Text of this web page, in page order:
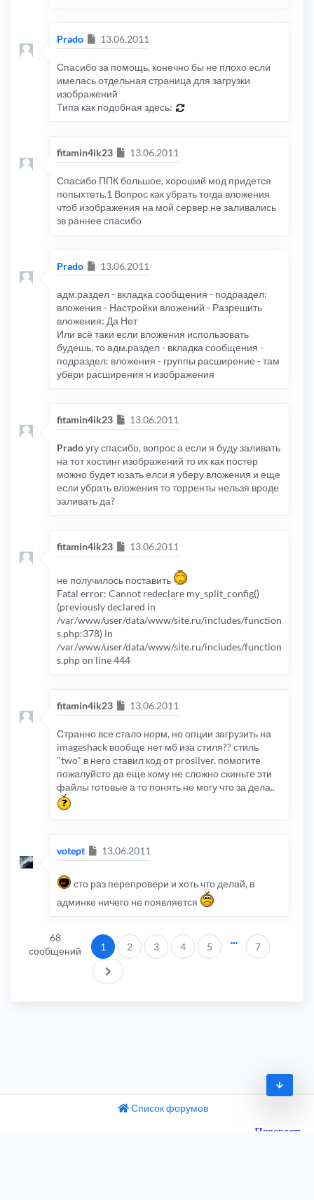
Prado Сообщение
13.06.2011
Спасибо за помощь, конечно бы не плохо если
имелась отдельная страница для загрузки
изображений
Типа как подобная здесь:
fitamin4ik23 Сообщение
13.06.2011
Спасибо ППК большое, хороший мод придется
попыхтеть.1 Вопрос как убрать тогда вложения
чтоб изображения на мой сервер не заливались
зв раннее спасибо
Prado Сообщение
13.06.2011
адм.раздел - вкладка сообщения - подраздел:
вложения - Настройки вложений - Разрешить
вложения: Да Нет
Или всё таки если вложения использовать
будешь, то адм.раздел - вкладка сообщения -
подраздел: вложения - группы расширение - там
убери расширения н изображения
fitamin4ik23 Сообщение
13.06.2011
Pradoугу спасибо, вопрос а если я буду заливать
на тот хостинг изображений то их как постер
можно будет юзать елси я уберу вложения и еще
если убрать вложения то торренты нельзя вроде
заливать да?
fitamin4ik23 Сообщение
13.06.2011
не получилось поставить
Fatal error: Cannot redeclare my_split_config()
(previously declared in
/var/www/user/data/www/site.ru/includes/function
s.php:378) in
/var/www/user/data/www/site.ru/includes/function
s.php on line 444
fitamin4ik23 Сообщение
13.06.2011
Странно все стало норм, но опции загрузить на
imageshack вообще нет мб иза стиля?? стиль
"two" в него ставил код от prosilver, помогите
пожалуйсто да еще кому не сложно скиньте эти
файлы готовые а то понять не могу что за дела..
votept Сообщение
13.06.2011
сто раз перепровери и хоть что делай, в
админке ничего не появляется
68
сообщений
1 2 3 4 5
7
След.
Список форумов